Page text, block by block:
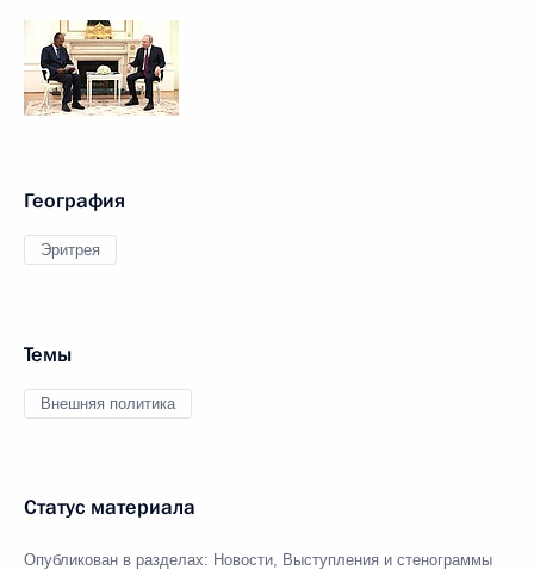
География
Эритрея
Темы
Внешняя политика
Статус материала
Опубликован в разделах: Новости, Выступления и стенограммы